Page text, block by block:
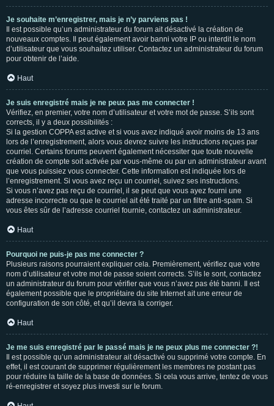
Je souhaite m’enregistrer, mais je n’y parviens pas !
Il est possible qu’un administrateur du forum ait désactivé la création de
nouveaux comptes. Il peut également avoir banni votre IP ou interdit le nom
d’utilisateur que vous souhaitez utiliser. Contactez un administrateur du forum
pour obtenir de l’aide.
Haut
Je suis enregistré mais je ne peux pas me connecter !
Vérifiez, en premier, votre nom d’utilisateur et votre mot de passe. S’ils sont
corrects, il y a deux possibilités :
Si la gestion COPPA est active et si vous avez indiqué avoir moins de 13 ans
lors de l’enregistrement, alors vous devrez suivre les instructions reçues par
courriel. Certains forums peuvent également nécessiter que toute nouvelle
création de compte soit activée par vous-même ou par un administrateur avant
que vous puissiez vous connecter. Cette information est indiquée lors de
l’enregistrement. Si vous avez reçu un courriel, suivez ses instructions.
Si vous n’avez pas reçu de courriel, il se peut que vous ayez fourni une
adresse incorrecte ou que le courriel ait été traité par un filtre anti-spam. Si
vous êtes sûr de l’adresse courriel fournie, contactez un administrateur.
Haut
Pourquoi ne puis-je pas me connecter ?
Plusieurs raisons pourraient expliquer cela. Premièrement, vérifiez que votre
nom d’utilisateur et votre mot de passe soient corrects. S’ils le sont, contactez
un administrateur du forum pour vérifier que vous n’avez pas été banni. Il est
également possible que le propriétaire du site Internet ait une erreur de
configuration de son côté, et qu’il devra la corriger.
Haut
Je me suis enregistré par le passé mais je ne peux plus me connecter ?!
Il est possible qu’un administrateur ait désactivé ou supprimé votre compte. En
effet, il est courant de supprimer régulièrement les membres ne postant pas
pour réduire la taille de la base de données. Si cela vous arrive, tentez de vous
ré-enregistrer et soyez plus investi sur le forum.